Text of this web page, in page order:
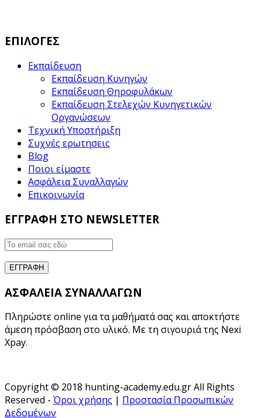
ΕΠΙΛΟΓΕΣ
Εκπαίδευση
Εκπαίδευση Κυνηγών
Εκπαίδευση Θηροφυλάκων
Εκπαίδευση Στελεχών Κυνηγετικών
Οργανώσεων
Τεχνική Υποστήριξη
Συχνές ερωτησεις
Blog
Ποιοι είμαστε
Ασφάλεια Συναλλαγών
Επικοινωνία
ΕΓΓΡΑΦΗ ΣΤΟ NEWSLETTER
ΑΣΦΑΛΕΙΑ ΣΥΝΑΛΛΑΓΩΝ
Πληρώστε online για τα μαθήματά σας και αποκτήστε
άμεση πρόσβαση στο υλικό. Με τη σιγουριά της Nexi
Xpay.
Copyright © 2018 hunting-academy.edu.gr All Rights
Reserved - Όροι χρήσης | Προστασία Προσωπικών
Δεδομένων